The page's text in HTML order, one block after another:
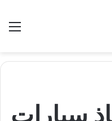
سيارات